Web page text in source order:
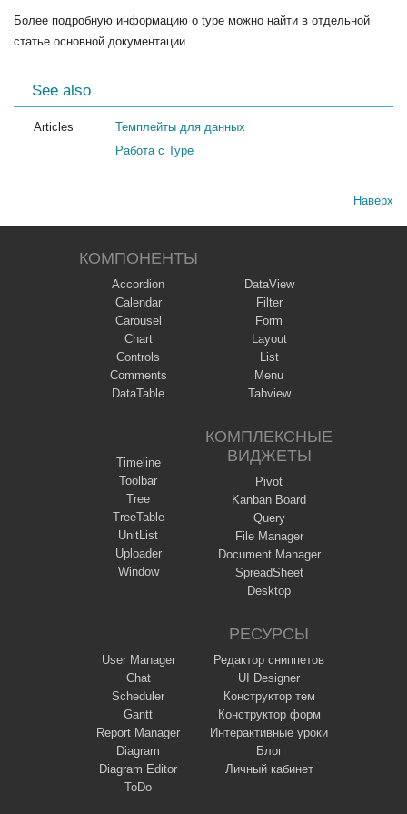
Более подробную информацию о type можно найти в отдельной
статье основной документации.
See also
Articles
Темплейты для данных
Работа с Type
Наверх
КОМПОНЕНТЫ
Accordion
Calendar
Carousel
Chart
Controls
Comments
DataTable
DataView
Filter
Form
Layout
List
Menu
Tabview
Timeline
Toolbar
Tree
TreeTable
UnitList
Uploader
Window
КОМПЛЕКСНЫЕ
ВИДЖЕТЫ
Pivot
Kanban Board
Query
File Manager
Document Manager
SpreadSheet
Desktop
User Manager
Chat
Scheduler
Gantt
Report Manager
Diagram
Diagram Editor
ToDo
РЕСУРСЫ
Редактор сниппетов
UI Designer
Конструктор тем
Конструктор форм
Интерактивные уроки
Блог
Личный кабинет